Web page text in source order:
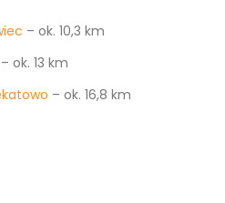
– ok. 10,3 km
– ok. 13 km
– ok. 16,8 km